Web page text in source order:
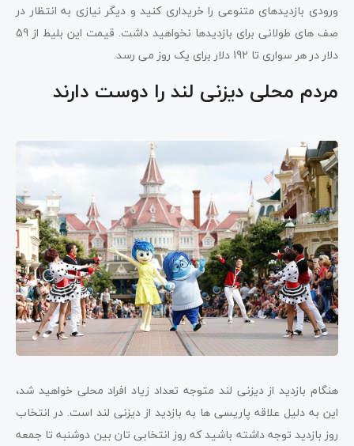
ورودی بازدیدهای متنوعی را خریداری کنید و دیگر نیازی به انتظار در
صف های طولانی برای بازدیدها نخواهید داشت. قیمت این بلیط از 59
دلار در هر سواری تا 192 دلار برای یک روز می رسد.
مردم محلی دیزنی لند را دوست دارند
هنگام بازدید از دیزنی لند متوجه تعداد زیاد افراد محلی خواهید شد،
این به دلیل علاقه پاریسی ها به بازدید از دیزنی لند است. در انتخاب
روز بازدید توجه داشته باشید که روز انتخابی تان بین دوشنبه تا جمعه